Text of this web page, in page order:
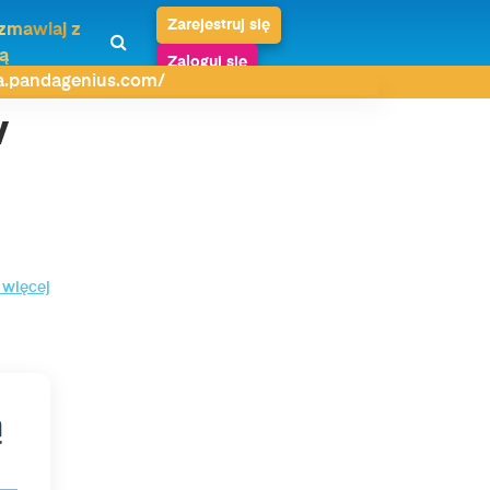
z
Zarejestruj się
Zaloguj się